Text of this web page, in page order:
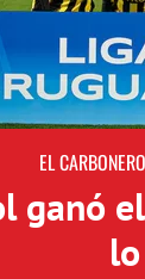
EL
ganó